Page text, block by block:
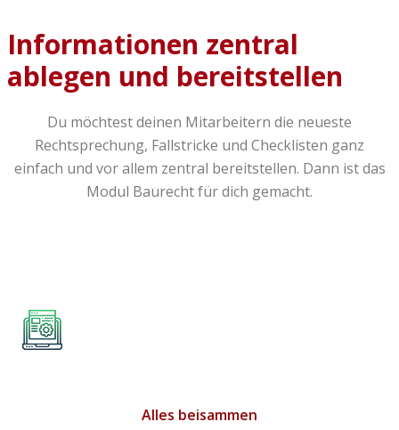
Informationen zentral
ablegen und bereitstellen
Du möchtest deinen Mitarbeitern die neueste
Rechtsprechung, Fallstricke und Checklisten ganz
einfach und vor allem zentral bereitstellen. Dann ist das
Modul Baurecht für dich gemacht.
Alles beisammen